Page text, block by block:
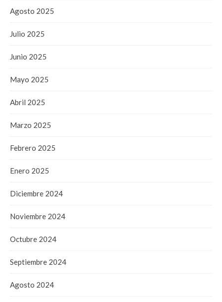
Agosto 2025
Julio 2025
Junio 2025
Mayo 2025
Abril 2025
Marzo 2025
Febrero 2025
Enero 2025
Diciembre 2024
Noviembre 2024
Octubre 2024
Septiembre 2024
Agosto 2024